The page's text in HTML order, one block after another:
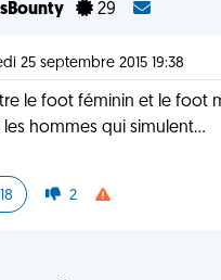
29
25 septembre 2015 19:38
le foot féminin et le foot
hommes qui simulent...
2